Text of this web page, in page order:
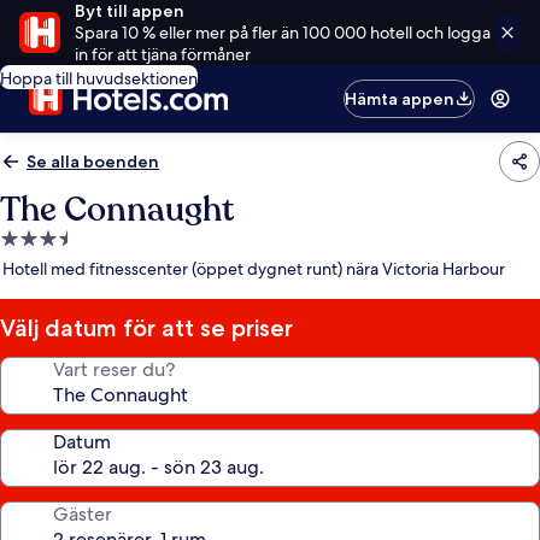
Byt till appen
Spara 10 % eller mer på fler än 100 000 hotell och logga
in för att tjäna förmåner
Hoppa till huvudsektionen
Hämta appen
Se alla boenden
The Connaught
3.5-
stjärnigt
Hotell med fitnesscenter (öppet dygnet runt) nära Victoria Harbour
Välj datum för att se priser
Vart reser du?
Datum
Gäster